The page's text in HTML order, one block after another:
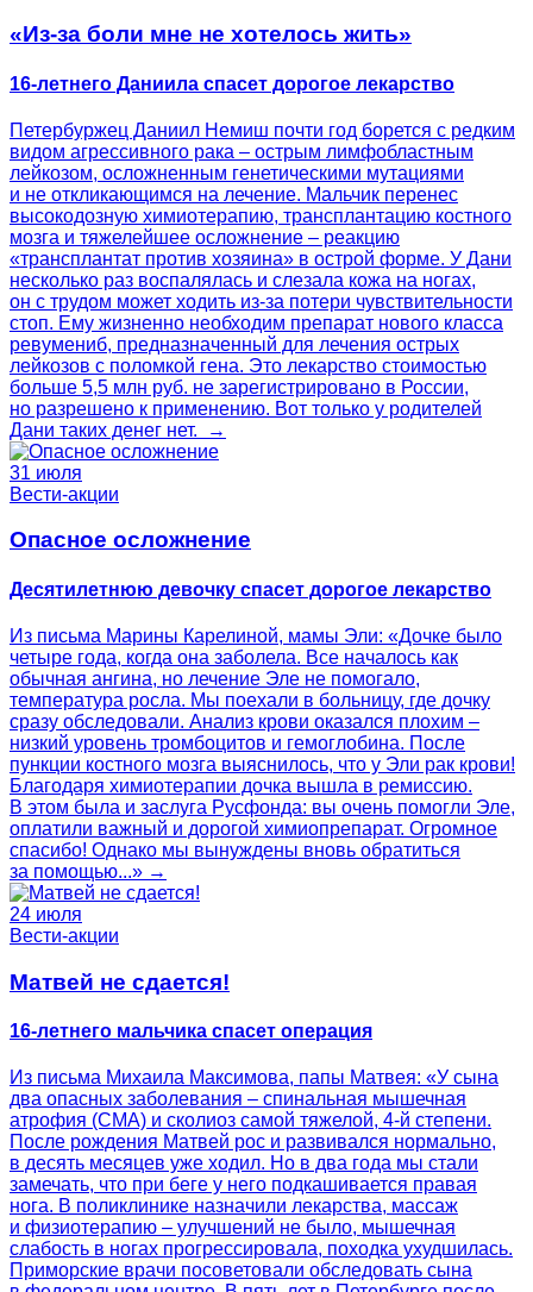
«Из-за боли мне не хотелось жить»
16-летнего Даниила спасет дорогое лекарство
Петербуржец Даниил Немиш почти год борется с редким
видом агрессивного рака – острым лимфобластным
лейкозом, осложненным генетическими мутациями
и не откликающимся на лечение. Мальчик перенес
высокодозную химиотерапию, трансплантацию костного
мозга и тяжелейшее осложнение – реакцию
«трансплантат против хозяина» в острой форме. У Дани
несколько раз воспалялась и слезала кожа на ногах,
он с трудом может ходить из-за потери чувствительности
стоп. Ему жизненно необходим препарат нового класса
ревумениб, предназначенный для лечения острых
лейкозов с поломкой гена. Это лекарство стоимостью
больше 5,5 млн руб. не зарегистрировано в России,
но разрешено к применению. Вот только у родителей
Дани таких денег нет. →
31 июля
Вести-акции
Опасное осложнение
Десятилетнюю девочку спасет дорогое лекарство
Из письма Марины Карелиной, мамы Эли: «Дочке было
четыре года, когда она заболела. Все началось как
обычная ангина, но лечение Эле не помогало,
температура росла. Мы поехали в больницу, где дочку
сразу обследовали. Анализ крови оказался плохим –
низкий уровень тромбоцитов и гемоглобина. После
пункции костного мозга выяснилось, что у Эли рак крови!
Благодаря химиотерапии дочка вышла в ремиссию.
В этом была и заслуга Русфонда: вы очень помогли Эле,
оплатили важный и дорогой химиопрепарат. Огромное
спасибо! Однако мы вынуждены вновь обратиться
за помощью...» →
24 июля
Вести-акции
Матвей не сдается!
16-летнего мальчика спасет операция
Из письма Михаила Максимова, папы Матвея: «У сына
два опасных заболевания – спинальная мышечная
атрофия (СМА) и сколиоз самой тяжелой, 4-й степени.
После рождения Матвей рос и развивался нормально,
в десять месяцев уже ходил. Но в два года мы стали
замечать, что при беге у него подкашивается правая
нога. В поликлинике назначили лекарства, массаж
и физиотерапию – улучшений не было, мышечная
слабость в ногах прогрессировала, походка ухудшилась.
Приморские врачи посоветовали обследовать сына